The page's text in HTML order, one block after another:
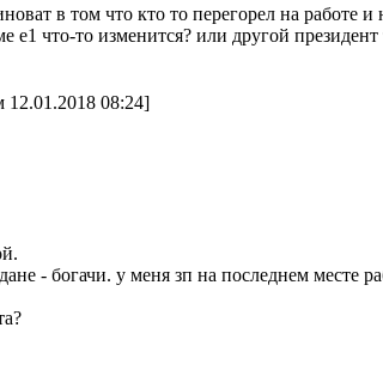
в том что кто то перегорел на работе и
е1 что-то изменится? или другой
12.01.2018 08:24]
- богачи. у меня зп на последнем месте